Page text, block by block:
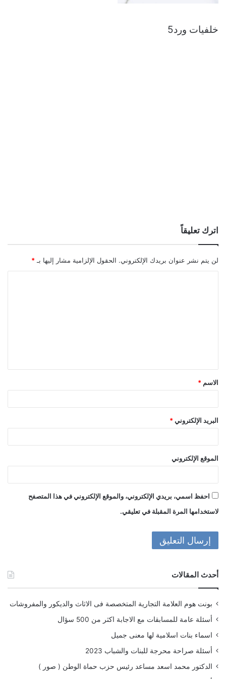
خلفيات ورد5
اترك تعليقاً
لن يتم نشر عنوان بريدك الإلكتروني. الحقول الإلزامية مشار إليها بـ *
ق
*
الاسم *
البريد الإلكتروني *
الموقع الإلكتروني
احفظ اسمي، بريدي الإلكتروني، والموقع الإلكتروني في هذا المتصفح
لاستخدامها المرة المقبلة في تعليقي.
أحدث المقالات
بونت هوم العلامة التجارية المتخصصة فى الاثاث والديكور والمفروشات
أسئلة عامة للمسابقات مع الاجابة اكثر من 500 سؤال
اسماء بنات اسلامية لها معنى جميل
أسئلة صراحة محرجة للبنات والشباب 2023
الدكتور محمد اسعد مساعد رئيس حزب حماة الوطن ( صور )